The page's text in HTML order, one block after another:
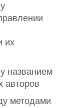
их
названием
авторов
методами